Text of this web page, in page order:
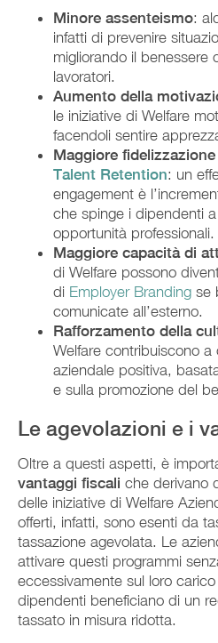
Minore assenteismo:
infatti di prevenire
migliorando il benessere
lavoratori.
Aumento della
le iniziative di Welfare
facendoli sentire
Maggiore
Talent Retention: un
engagement è
che spinge i dipendenti
opportunità professionali.
Maggiore capacità di
di Welfare possono
di Employer Branding se
comunicate all’esterno.
Rafforzamento della
Welfare contribuiscono
aziendale positiva,
e sulla promozione del
Le agevolazioni e i
Oltre a questi aspetti, è
vantaggi fiscali che derivano
delle iniziative di Welfare
offerti, infatti, sono esenti da
tassazione agevolata. Le
attivare questi programmi
eccessivamente sul loro
dipendenti beneficiano di un
tassato in misura ridotta.